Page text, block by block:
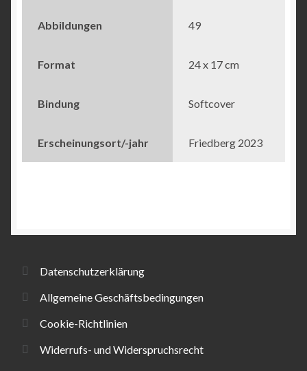
Abbildungen 49
Format 24 x 17 cm
Bindung Softcover
Erscheinungsort/-jahr Friedberg 2023
Datenschutzerklärung
Allgemeine Geschäftsbedingungen
Cookie-Richtlinien
Widerrufs- und Widerspruchsrecht